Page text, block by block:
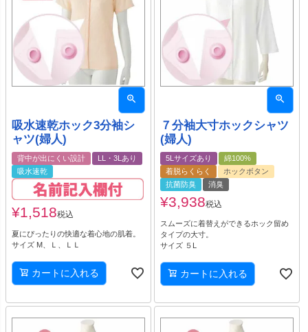
吸水速乾ホック3分袖シ
ャツ(婦人)
背中が出にくい設計
LL・3Lあり
吸水速乾
¥1,518税込
夏にぴったりの快適な着心地の肌着。
サイズ M、Ｌ、ＬＬ
カートに入れる
７分袖大寸ホックシャツ
(婦人)
5Lサイズあり
綿100%
着脱らくらく
ホックボタン
抗菌防臭
消臭
¥3,938税込
スムーズに着替えができるホック留め
タイプの大寸。
サイズ ５L
カートに入れる